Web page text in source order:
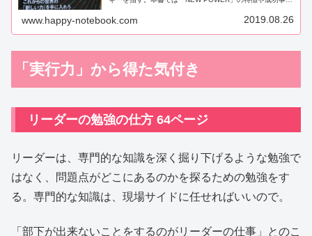
www.happy-notebook.com 2019.08.26
「実行力」から得た気付き
リーダーの勉強の仕方 64ページ
リーダーは、専門的な知識を深く掘り下げるような勉強で
はなく、問題点がどこにあるのかを探るための勉強をす
る。専門的な知識は、現場サイドに任せればいいので。
「部下が出来ないことをするのがリーダーの仕事」とのこ